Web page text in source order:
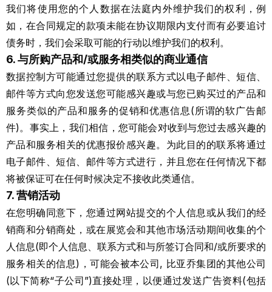
我们将使用您的个人数据在法庭内外维护我们的权利，例
如，在合同规定的款项未能在协议期限内支付而有必要追讨
债务时，我们会采取可能的行动以维护我们的权利。
6. 与所购产品和/或服务相类似的商业通信
数据控制方可能通过您提供的联系方式以电子邮件、短信、
邮件等方式向您发送您可能感兴趣或与您已购买过的产品和
服务类似的产品和服务的促销和优惠信息(所谓的软广告邮
件)。事实上，我们相信，您可能会对收到与您过去感兴趣的
产品和服务相关的优惠报价感兴趣。为此目的的联系将通过
电子邮件、短信、邮件等方式进行，并且您在任何情况下都
将被保证可在任何时候决定不接收此类通信。
7. 营销活动
在您明确同意下，您通过网站提交的个人信息或从我们的经
销商和分销商处，或在展览会和其他市场活动期间收集的个
人信息(即个人信息、联系方式和与所签订合同和/或所要求的
服务相关的信息)，可能会被本公司, 比亚乔集团的其他公司
(以下简称“子公司”)直接处理，以便通过发送广告资料(包括